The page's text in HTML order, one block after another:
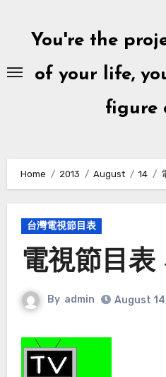
contentYou're the
of your life,
figure
Home 2013 August 14
台灣電視節目表
電視節目表
By admin August